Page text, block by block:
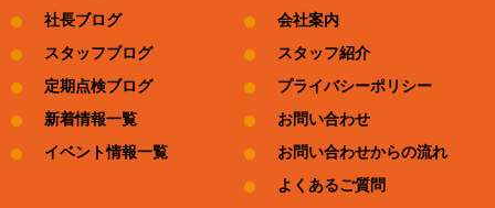
社長ブログ
スタッフブログ
定期点検ブログ
新着情報一覧
イベント情報一覧
会社案内
スタッフ紹介
プライバシーポリシー
お問い合わせ
お問い合わせからの流れ
よくあるご質問